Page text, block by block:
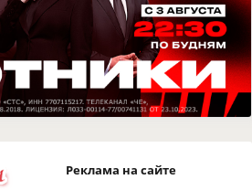
Реклама на сайте